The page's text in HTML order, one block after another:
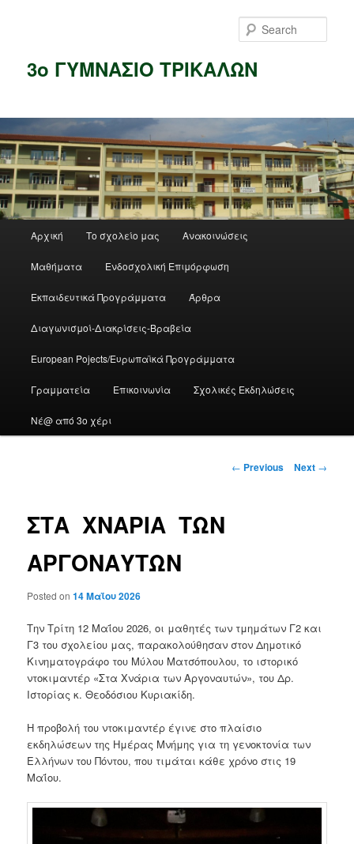
3ο ΓΥΜΝΑΣΙΟ ΤΡΙΚΑΛΩΝ
Αρχική Το σχολείο μας Ανακοινώσεις
Μαθήματα Ενδοσχολική Επιμόρφωση
Εκπαιδευτικά Προγράμματα Άρθρα
Διαγωνισμοί-Διακρίσεις-Βραβεία
European Pojects/Ευρωπαϊκά Προγράμματα
Γραμματεία Επικοινωνία Σχολικές Εκδηλώσεις
Νέ@ από 3ο χέρι
Post
← Previous Next →
ΣΤΑ ΧΝΑΡΙΑ ΤΩΝ
ΑΡΓΟΝΑΥΤΩΝ
Posted on14 Μαΐου 2026
Την Τρίτη 12 Μαΐου 2026, οι μαθητές των τμημάτων Γ2 και
Γ3 του σχολείου μας, παρακολούθησαν στον Δημοτικό
Κινηματογράφο του Μύλου Ματσόπουλου, το ιστορικό
ντοκιμαντέρ «Στα Χνάρια των Αργοναυτών», του Δρ.
Ιστορίας κ. Θεοδόσιου Κυριακίδη.
Η προβολή του ντοκιμαντέρ έγινε στο πλαίσιο
εκδηλώσεων της Ημέρας Μνήμης για τη γενοκτονία των
Ελλήνων του Πόντου, που τιμάται κάθε χρόνο στις 19
Μαΐου.